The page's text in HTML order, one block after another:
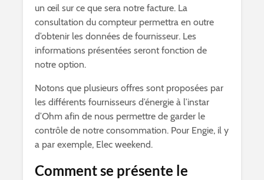
un œil sur ce que sera notre facture. La
consultation du compteur permettra en outre
d’obtenir les données de fournisseur. Les
informations présentées seront fonction de
notre option.
Notons que plusieurs offres sont proposées par
les différents fournisseurs d’énergie à l’instar
d’Ohm afin de nous permettre de garder le
contrôle de notre consommation. Pour Engie, il y
a par exemple, Elec weekend.
Comment se présente le